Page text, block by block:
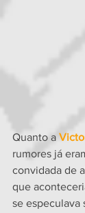
Quanto a
rumores já
convidada de
que
se especulava